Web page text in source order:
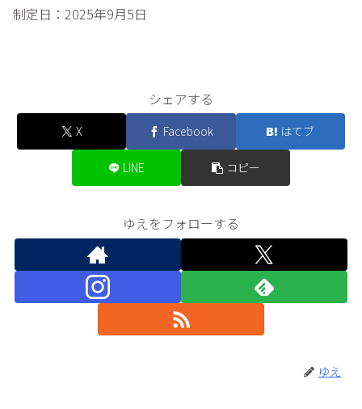
制定日：2025年9月5日
シェアする
X Facebook はてブ
LINE コピー
ゆえをフォローする
ゆえ